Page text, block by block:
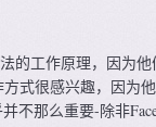
的工作原理，因为
式很感兴趣，因为
不那么重要-除非